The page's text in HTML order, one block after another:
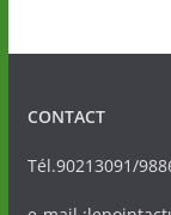
CONTACT
Tél.90213091/